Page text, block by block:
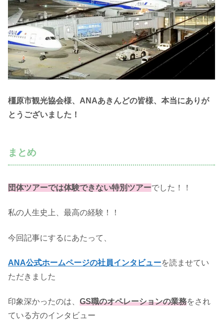
橿原市観光協会様、ANAあきんどの皆様、本当にありが
とうございました！
まとめ
団体ツアーでは体験できない特別ツアーでした！！
私の人生史上、最高の経験！！
今回記事にするにあたって、
ANA公式ホームページの社員インタビューを読ませてい
ただきました
印象深かったのは、 GS職のオペレーションの業務をされ
ている方のインタビュー